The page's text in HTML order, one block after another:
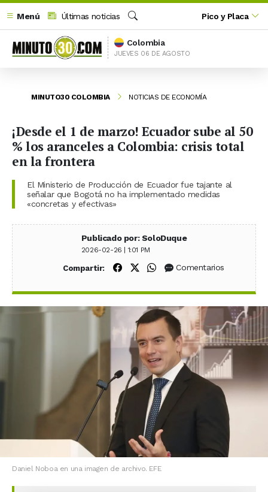
Menú
Últimas noticias
Buscar
Pico y Placa
Colombia
JUEVES 06 DE AGOSTO
MINUTO30 COLOMBIA NOTICIAS DE ECONOMÍA
¡Desde el 1 de marzo! Ecuador sube al 50
% los aranceles a Colombia: crisis total
en la frontera
El Ministerio de Producción de Ecuador fue tajante al
señalar que Bogotá no ha implementado medidas
«concretas y efectivas»
Publicado por: SoloDuque
2026-02-26 | 1:01 PM
Compartir: Compartir en Facebook
Compartir en X (Twitter)
Compartir en WhatsApp
Comentarios
Daniel Noboa en una imagen de archivo. EFE